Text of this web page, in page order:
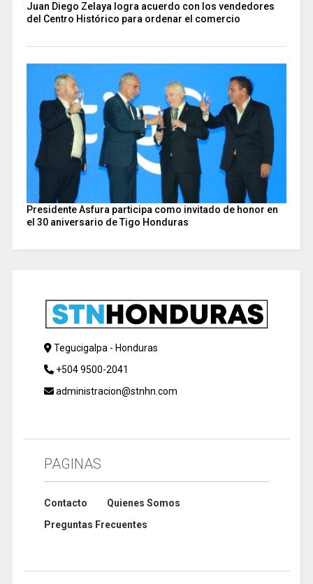
Juan Diego Zelaya logra acuerdo con los vendedores
del Centro Histórico para ordenar el comercio
Presidente Asfura participa como invitado de honor en
el 30 aniversario de Tigo Honduras
Tegucigalpa - Honduras
+504 9500-2041
administracion@stnhn.com
PAGINAS
Contacto
Quienes Somos
Preguntas Frecuentes